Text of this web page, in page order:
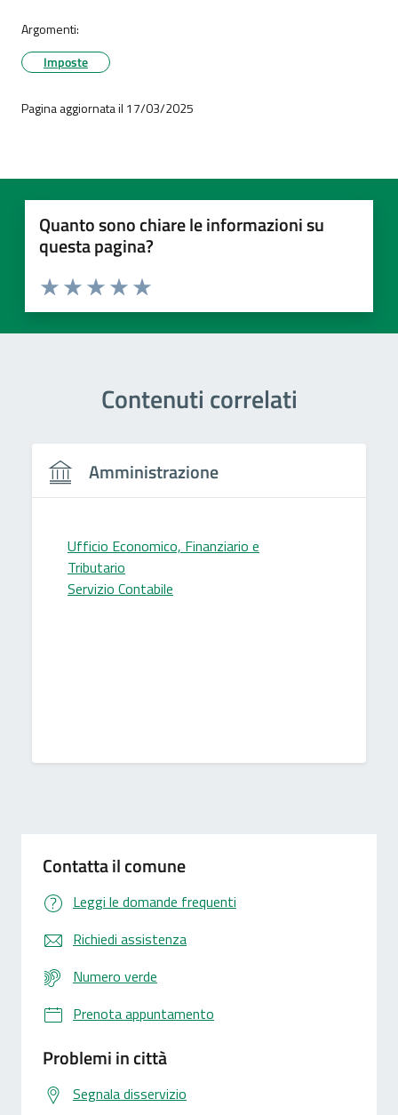
Argomenti:
Imposte
Pagina aggiornata il 17/03/2025
Quanto sono chiare le informazioni su
questa pagina?
Valuta 5 stelle su 5
Valuta 4 stelle su 5
Valuta 3 stelle su 5
Valuta 2 stelle su 5
Valuta 1 stelle su 5
Contenuti correlati
Amministrazione
Ufficio Economico, Finanziario e
Tributario
Servizio Contabile
Contatta il comune
Leggi le domande frequenti
Richiedi assistenza
Numero verde
Prenota appuntamento
Problemi in città
Segnala disservizio